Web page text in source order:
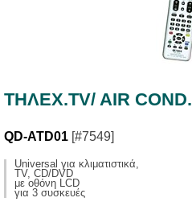
ΤΗΛΕΧ.ΤV/ AIR COND.
QD-ATD01 [#7549]
Universal για κλιματιστικά,
TV, CD/DVD
με οθόνη LCD
για 3 συσκευές